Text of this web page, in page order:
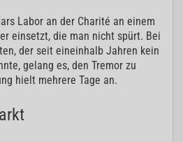
Labor an der Charité an einem
einsetzt, die man nicht spürt. Bei
der seit eineinhalb Jahren kein
gelang es, den Tremor zu
hielt mehrere Tage an.